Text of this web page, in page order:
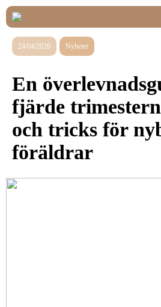
24/04/2026 Nyheter
En
fjärde
och tricks för
föräldrar